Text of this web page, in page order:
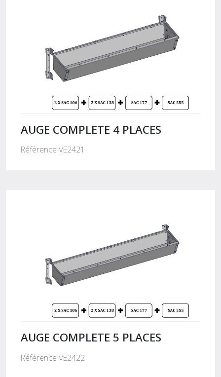
AUGE COMPLETE 4 PLACES
Référence VE2421
AUGE COMPLETE 5 PLACES
Référence VE2422